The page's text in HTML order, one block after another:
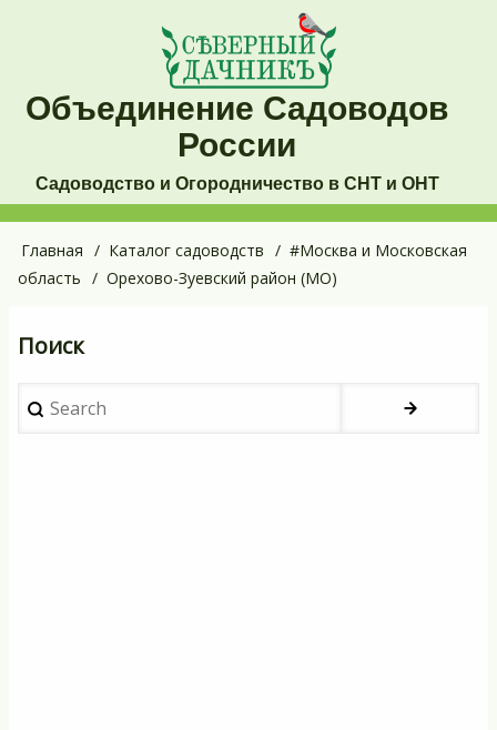
содержанию
Объединение Садоводов
России
Садоводство и Огородничество в СНТ и ОНТ
Основная
навигация
Строка
навигации
Главная Каталог садоводств
#Москва и Московская
область
Орехово-Зуевский район (МО)
Поиск
Search